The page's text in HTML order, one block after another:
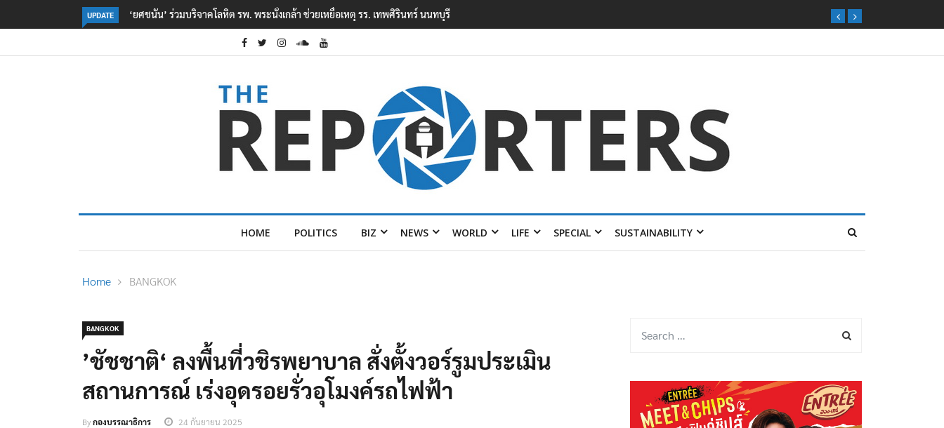
UPDATE ตร. อยู่ระหว่างสอบสวนแรงจูงใจ เหตุยิงในโรงเรียนเทพศิรินทร์ นนทบุรี พบเด็กก่อเหตุเครียดเรื่องเรียน
HOME POLITICS BIZ NEWS WORLD LIFE SPECIAL SUSTAINABILITY
Home BANGKOK
BANGKOK
’ชัชชาติ‘ ลงพื้นที่วชิรพยาบาล สั่งตั้งวอร์รูมประเมิน
สถานการณ์ เร่งอุดรอยรั่วอุโมงค์รถไฟฟ้า
Byกองบรรณาธิการ 24 กันยายน 2025